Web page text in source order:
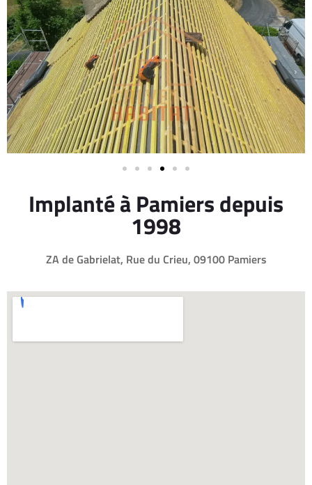
Implanté à Pamiers depuis
1998
ZA de Gabrielat, Rue du Crieu, 09100 Pamiers